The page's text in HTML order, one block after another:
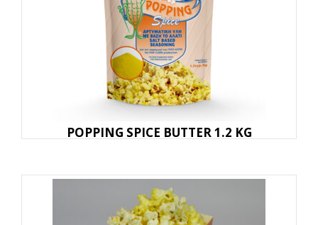
POPPING SPICE BUTTER 1.2 KG